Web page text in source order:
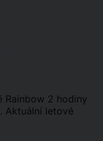
Rainbow 2 hodiny
Aktuální letové